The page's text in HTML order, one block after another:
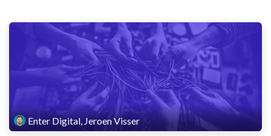
Enter Digital, Jeroen Visser